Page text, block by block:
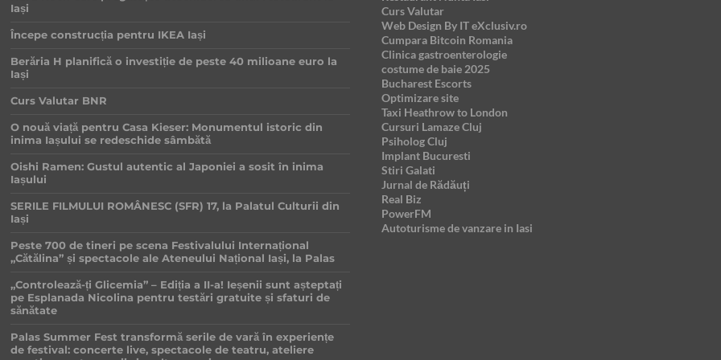
Iași
Începe construcția pentru IKEA Iași
Berăria H planifică o investiție de peste 40 milioane euro la
Iași
Curs Valutar BNR
O nouă viață pentru Casa Kieser: Monumentul istoric din
inima Iașului se redeschide sâmbătă
Oishi Ramen: Gustul autentic al Japoniei a sosit în inima
Iașului
SERILE FILMULUI ROMÂNESC (SFR) 17, la Palatul Culturii din
Iași
Peste 700 de tineri pe scena Festivalului Internațional
„Cătălina” și spectacole ale Ateneului Național Iași, la Palas
„Controlează-ți Glicemia” – Ediția a II-a! Ieșenii sunt așteptați
pe Esplanada Nicolina pentru testări gratuite și sfaturi de
sănătate
Palas Summer Fest transformă serile de vară în experiențe
de festival: concerte live, spectacole de teatru, ateliere
Curs Valutar
Web Design By IT eXclusiv.ro
Cumpara Bitcoin Romania
Clinica gastroenterologie
costume de baie 2025
Bucharest Escorts
Optimizare site
Taxi Heathrow to London
Cursuri Lamaze Cluj
Psiholog Cluj
Implant Bucuresti
Stiri Galati
Jurnal de Rădăuți
Real Biz
PowerFM
Autoturisme de vanzare in Iasi